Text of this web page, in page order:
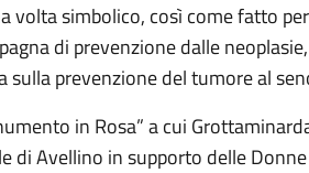
volta simbolico, così come fatto
di prevenzione dalle
sulla prevenzione del tumore al
in Rosa” a cui
di Avellino in supporto delle